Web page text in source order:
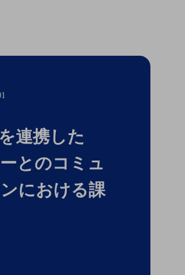
連携した
とのコミュ
における課